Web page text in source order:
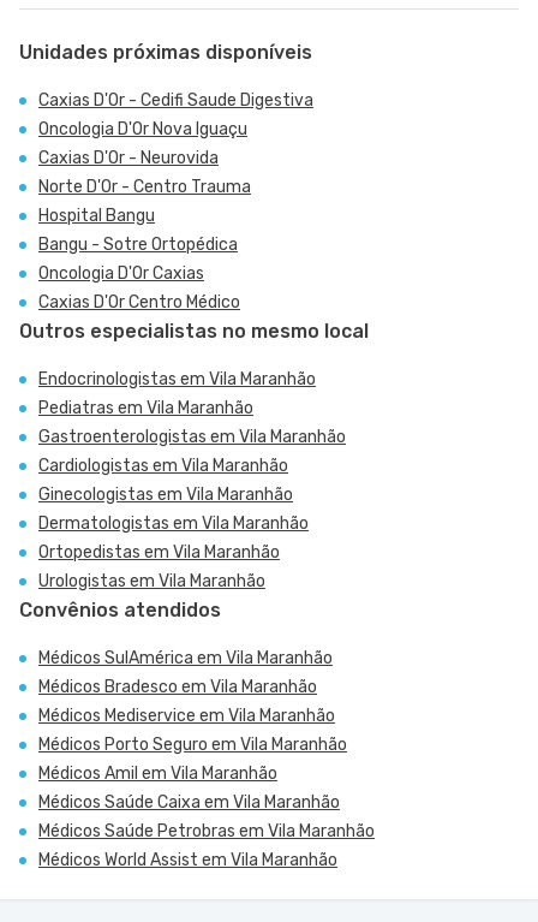
Unidades próximas disponíveis
Caxias D'Or - Cedifi Saude Digestiva
Oncologia D'Or Nova Iguaçu
Caxias D'Or - Neurovida
Norte D'Or - Centro Trauma
Hospital Bangu
Bangu - Sotre Ortopédica
Oncologia D'Or Caxias
Caxias D'Or Centro Médico
Outros especialistas no mesmo local
Endocrinologistas em Vila Maranhão
Pediatras em Vila Maranhão
Gastroenterologistas em Vila Maranhão
Cardiologistas em Vila Maranhão
Ginecologistas em Vila Maranhão
Dermatologistas em Vila Maranhão
Ortopedistas em Vila Maranhão
Urologistas em Vila Maranhão
Convênios atendidos
Médicos SulAmérica em Vila Maranhão
Médicos Bradesco em Vila Maranhão
Médicos Mediservice em Vila Maranhão
Médicos Porto Seguro em Vila Maranhão
Médicos Amil em Vila Maranhão
Médicos Saúde Caixa em Vila Maranhão
Médicos Saúde Petrobras em Vila Maranhão
Médicos World Assist em Vila Maranhão